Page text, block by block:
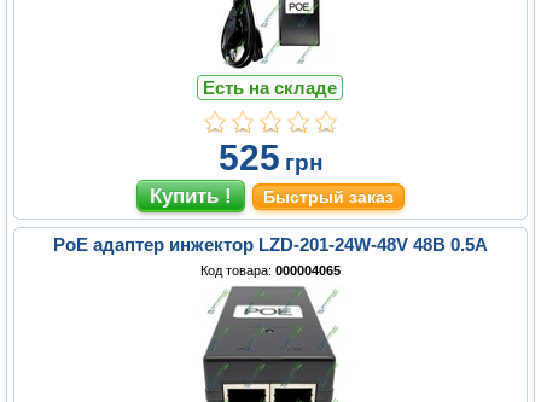
Есть на складе
525 грн
Быстрый заказ
PoE адаптер инжектор LZD-201-24W-48V 48В 0.5A
Код товара: 000004065